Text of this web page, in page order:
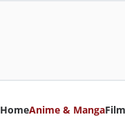
HomeAnime & MangaFilm